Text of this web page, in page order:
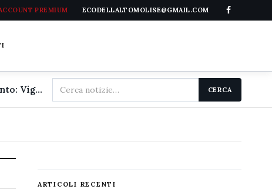
PREMIUM ECODELLALTOMOLISE@GMAIL.COM
Tromba d'aria nella valle del Volturno, decine di alberi abbattuti dal vento: Vigili del fuoco ripristinano lo stato dei luoghi
Cerca
nel
CERCA
ARTICOLI RECENTI